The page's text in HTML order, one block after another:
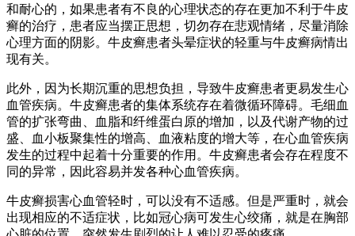
和耐心的，如果患者有不良的心理状态的存在更加不利于牛皮
癣的治疗，患者应当摆正思想，切勿存在悲观情绪，尽量消除
心理方面的阴影。牛皮癣患者头晕症状的轻重与牛皮癣病情出
现有关。
此外，因为长期沉重的思想负担，导致牛皮癣患者更易发生心
血管疾病。牛皮癣患者的集体系统存在着微循环障碍。毛细血
管的扩张弯曲、血脂和纤维蛋白原的增加，以及代谢产物的过
盛、血小板聚集性的增高、血液粘度的增大等，在心血管疾病
发生的过程中起着十分重要的作用。牛皮癣患者会存在程度不
同的异常，因此容易并发各种心血管疾病。
牛皮癣损害心血管轻时，可以没有不适感。但是严重时，就会
出现相应的不适症状，比如冠心病可发生心绞痛，就是在胸部